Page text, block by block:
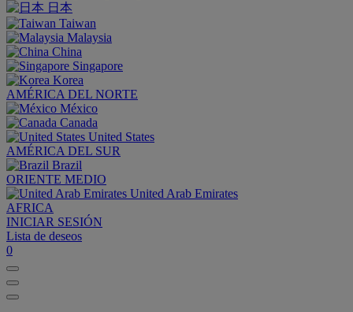
日本
Taiwan
Malaysia
China
Singapore
Korea
AMÉRICA DEL NORTE
México
Canada
United States
AMÉRICA DEL SUR
Brazil
ORIENTE MEDIO
United Arab Emirates
AFRICA
INICIAR SESIÓN
Lista de deseos
0